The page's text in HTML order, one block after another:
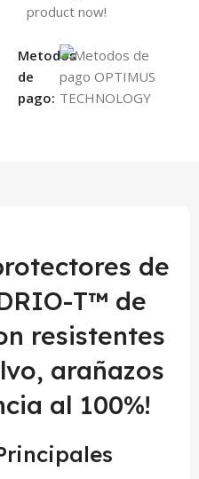
product now!
Metodos
de
pago:
de
T™ de
resistentes
arañazos
al 100%!